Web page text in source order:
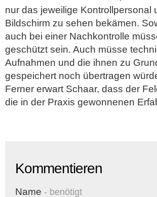
nur das jeweilige
Bildschirm zu sehen bekämen.
auch bei einer Nachkontrolle
geschützt sein. Auch müsse
Aufnahmen und die ihnen zu
gespeichert noch übertragen
Ferner erwart Schaar, dass der
die in der Praxis gewonnenen
Kommentieren
Name - benötigt